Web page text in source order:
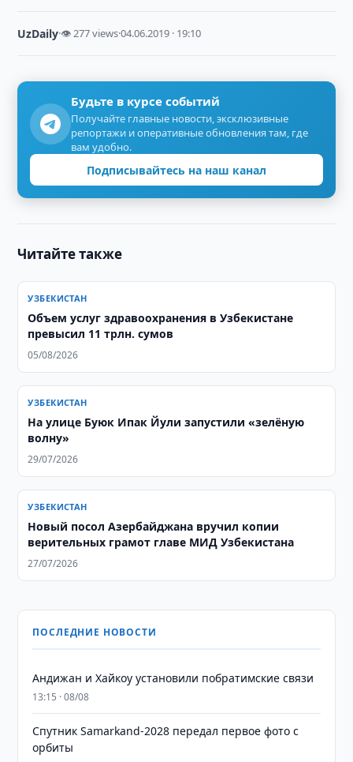
UzDaily·👁 277 views·04.06.2019 · 19:10
Будьте в курсе событий
Получайте главные новости, эксклюзивные
репортажи и оперативные обновления там, где
вам удобно.
Подписывайтесь на наш канал
Читайте также
УЗБЕКИСТАН
​​​​​​​Объем услуг здравоохранения в Узбекистане
превысил 11 трлн. сумов
05/08/2026
УЗБЕКИСТАН
На улице Буюк Ипак Йули запустили «зелёную
волну»
29/07/2026
УЗБЕКИСТАН
Новый посол Азербайджана вручил копии
верительных грамот главе МИД Узбекистана
27/07/2026
ПОСЛЕДНИЕ НОВОСТИ
Андижан и Хайкоу установили побратимские связи
13:15 · 08/08
Спутник Samarkand-2028 передал первое фото с
орбиты